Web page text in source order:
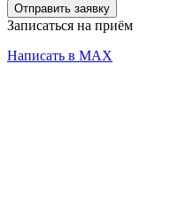
Отправить заявку
Записаться на приём
Написать в MAX